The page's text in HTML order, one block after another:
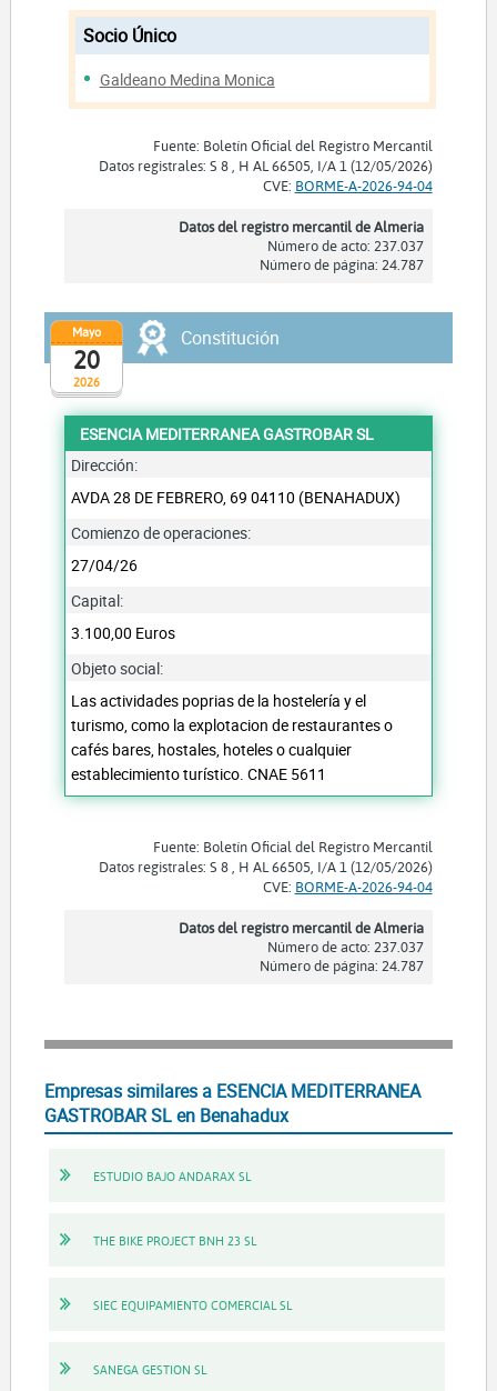
Socio Único
Galdeano Medina Monica
Fuente: Boletín Oficial del Registro Mercantil
Datos registrales: S 8 , H AL 66505, I/A 1 (12/05/2026)
CVE: BORME-A-2026-94-04
Datos del registro mercantil de Almeria
Número de acto: 237.037
Número de página: 24.787
2026
Mayo
20
Constitución
ESENCIA MEDITERRANEA GASTROBAR SL
Dirección:
AVDA 28 DE FEBRERO, 69 04110 (BENAHADUX)
Comienzo de operaciones:
27/04/26
Capital:
3.100,00 Euros
Objeto social:
Las actividades poprias de la hostelería y el
turismo, como la explotacion de restaurantes o
cafés bares, hostales, hoteles o cualquier
establecimiento turístico. CNAE 5611
Fuente: Boletín Oficial del Registro Mercantil
Datos registrales: S 8 , H AL 66505, I/A 1 (12/05/2026)
CVE: BORME-A-2026-94-04
Datos del registro mercantil de Almeria
Número de acto: 237.037
Número de página: 24.787
Empresas similares a ESENCIA MEDITERRANEA
GASTROBAR SL en Benahadux
ESTUDIO BAJO ANDARAX SL
THE BIKE PROJECT BNH 23 SL
SIEC EQUIPAMIENTO COMERCIAL SL
SANEGA GESTION SL